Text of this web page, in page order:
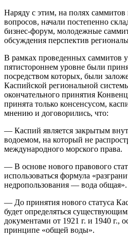
Наряду с этим, на полях
вопросов, начали постепенно
бизнес-форум, молодежные
обсуждения перспектив
В рамках проведенных саммитов
пятистороннем уровне были
посредством которых, были
Каспийской региональной
окончательного принятия
принята только консенсусом,
мнению и договорились, что:
— Каспий является закрытым
водоемом, на который не
международного морского права.
— В основе нового правового
использоваться формула
недропользования — вода общая».
— До принятия нового статуса
будет определяться
документами от 1921 г. и 1940 г.,
принципе «общей воды».